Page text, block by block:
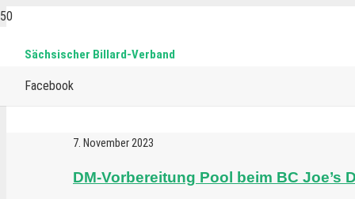
Sächsischer Billard-Verband
Facebook
7. November 2023
DM-Vorbereitung Pool beim BC Joe’s